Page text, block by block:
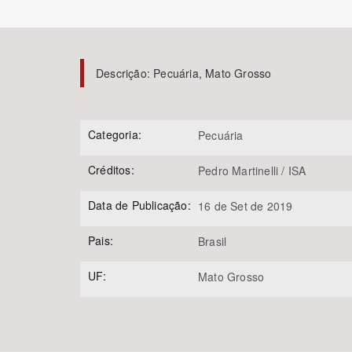
Área de Levantamento
Descrição: Pecuária, Mato Grosso
Categoria: Pecuária
Créditos: Pedro Martinelli / ISA
Data de Publicação: 16 de Set de 2019
Pais: Brasil
UF: Mato Grosso